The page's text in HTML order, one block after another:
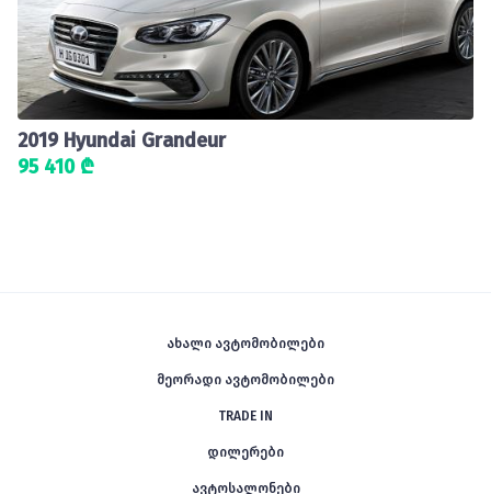
2019 Hyundai Grandeur
95 410 ₾
ახალი ავტომობილები
მეორადი ავტომობილები
TRADE IN
დილერები
ავტოსალონები